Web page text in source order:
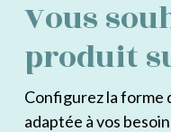
Vous
produit
Configurez la
adaptée à vos